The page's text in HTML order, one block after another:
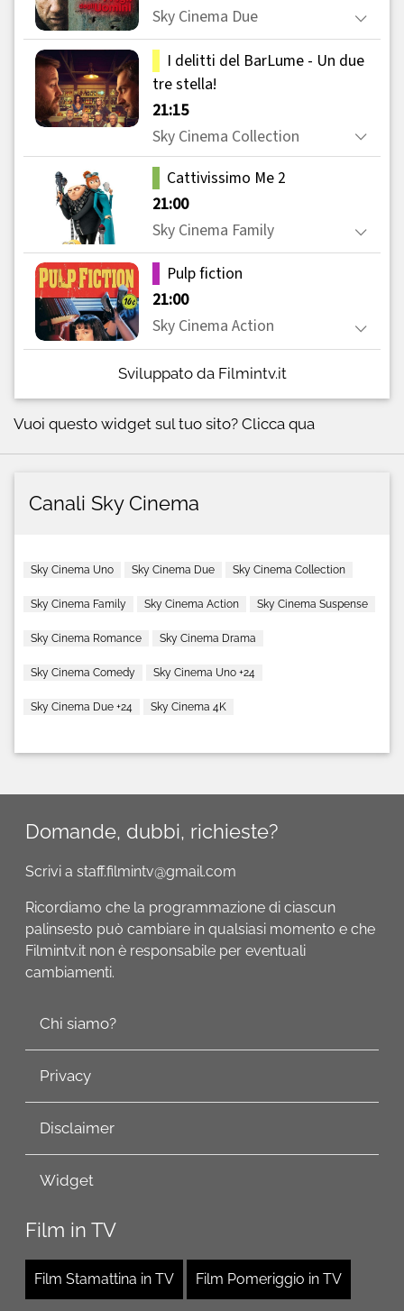
Sviluppato da Filmintv.it
Vuoi questo widget sul tuo sito? Clicca qua
Canali Sky Cinema
Sky Cinema Uno Sky Cinema Due Sky Cinema Collection
Sky Cinema Family Sky Cinema Action Sky Cinema Suspense
Sky Cinema Romance Sky Cinema Drama
Sky Cinema Comedy Sky Cinema Uno +24
Sky Cinema Due +24 Sky Cinema 4K
Domande, dubbi, richieste?
Scrivi a staff.filmintv@gmail.com
Ricordiamo che la programmazione di ciascun
palinsesto può cambiare in qualsiasi momento e che
Filmintv.it non è responsabile per eventuali
cambiamenti.
Chi siamo?
Privacy
Disclaimer
Widget
Film in TV
Film Stamattina in TV Film Pomeriggio in TV